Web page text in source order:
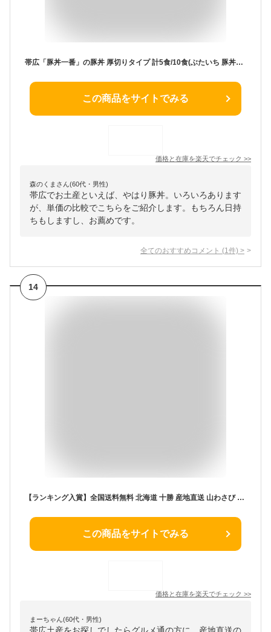
帯広「豚丼一番」の豚丼 厚切りタイプ 計5食/10食(ぶたいち 豚丼の具 北海道 豚丼 帯広 豚肉 豚丼のたれ付き 十勝 豚丼 グルメ ご当地 お土産 北海道土産 おかず 誕生日プレゼント 食べ物 御歳暮ギフト お肉 ギフト set 北国からの贈り物 産直ギフト)
この商品をサイトでみる
価格と在庫を楽天でチェック >>
森のくまさん(60代・男性)
帯広でお土産といえば、やはり豚丼。いろいろあります
が、単価の比較でこちらをご紹介します。もちろん日持
ちもしますし、お薦めです。
全てのおすすめコメント (1 件) >
14
【ランキング入賞】全国送料無料 北海道 十勝 産地直送 山わさび 500g 激辛 ホースラディッシュ 西洋わさび 蝦夷山わさび 帯広 生 わさび お土産 グルメ 焼肉 バーベキュー BBQ 香味野菜 生わさび
この商品をサイトでみる
価格と在庫を楽天でチェック >>
まーちゃん(60代・男性)